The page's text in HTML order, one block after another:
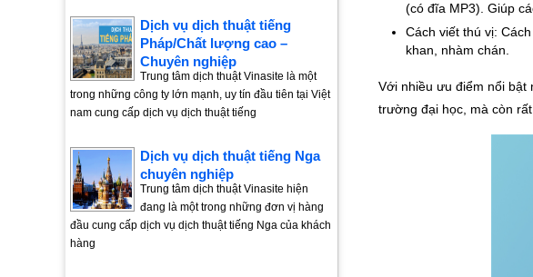
(có đĩa MP3). Giúp
Cách viết thú vị:
khan, nhàm chán.
Với nhiều ưu điểm nổi bật
trường đại học, mà còn
Dịch vụ dịch thuật tiếng
Pháp/Chất lượng cao –
Chuyên nghiệp
Trung tâm dịch thuật Vinasite là một
trong những công ty lớn mạnh, uy tín đầu tiên tại Việt
nam cung cấp dịch vụ dịch thuật tiếng
Dịch vụ dịch thuật tiếng Nga
chuyên nghiệp
Trung tâm dịch thuật Vinasite hiện
đang là một trong những đơn vị hàng
đầu cung cấp dịch vụ dịch thuật tiếng Nga của khách
hàng